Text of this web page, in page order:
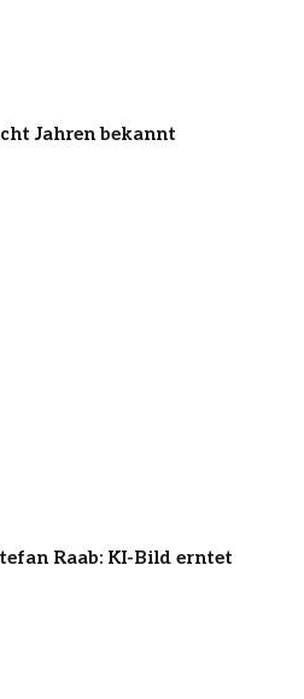
Jahren bekannt
Raab: KI-Bild erntet